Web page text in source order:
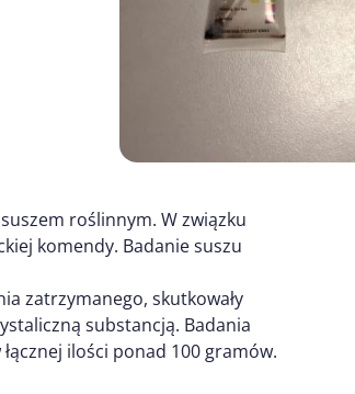
roślinnym. W związku
komendy. Badanie suszu
zatrzymanego, skutkowały
substancją. Badania
ilości ponad 100 gramów.